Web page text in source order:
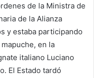
de la Ministra de
de la Alianza
y estaba participando
en la
italiano Luciano
El Estado tardó